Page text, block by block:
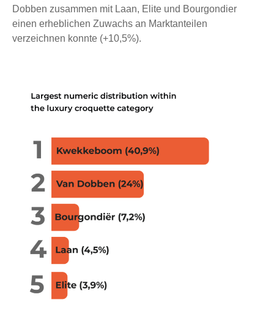
Dobben zusammen mit Laan, Elite und Bourgondier
einen erheblichen Zuwachs an Marktanteilen
verzeichnen konnte (+10,5%).